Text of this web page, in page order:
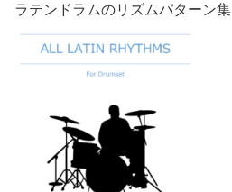
ラテンドラムのリズムパターン集